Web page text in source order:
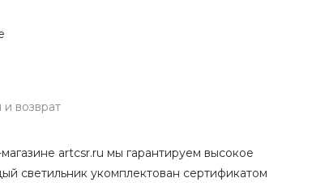
возврат
artcsr.ru мы гарантируем высокое
светильник укомплектован сертификатом